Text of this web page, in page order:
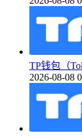
TP钱包（
2026-08-08